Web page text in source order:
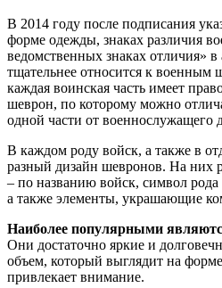
В 2014 году после подписания
форме одежды, знаках различия
ведомственных знаках отличия»
тщательнее относится к военным
каждая воинская часть имеет
шеврон, по которому можно
одной части от военнослужащего
В каждом роду войск, а также в
разный дизайн шевронов. На них
– по названию войск, символ
а также элементы, украшающие
Наиболее популярными
Они достаточно яркие и
объем, который выглядит на
привлекает внимание.